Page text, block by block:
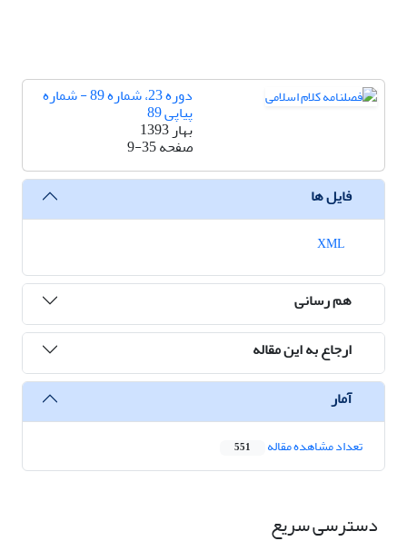
دوره 23، شماره 89 - شماره
پیاپی 89
بهار 1393
صفحه9-35
فایل ها
هم رسانی
ارجاع به این مقاله
آمار
تعداد مشاهده مقاله 551
دسترسی سریع